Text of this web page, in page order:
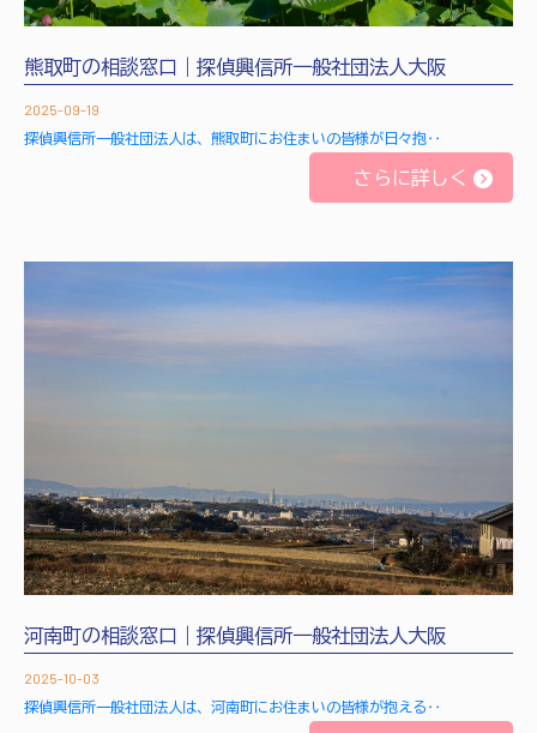
熊取町の相談窓口｜探偵興信所一般社団法人大阪
2025-09-19
探偵興信所一般社団法人は、熊取町にお住まいの皆様が日々抱‥
さらに詳しく
河南町の相談窓口｜探偵興信所一般社団法人大阪
2025-10-03
探偵興信所一般社団法人は、河南町にお住まいの皆様が抱える‥